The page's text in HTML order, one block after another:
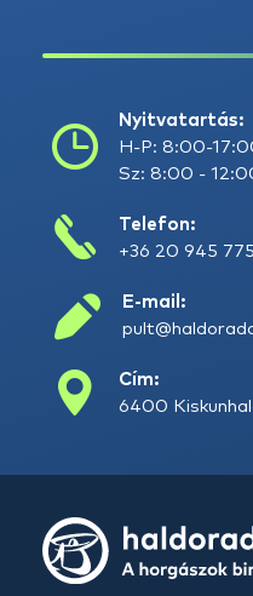
Nyitvatartás:
H-P: 8:00-
Sz: 8:00 -
Telefon:
+36 20 945
E-mail:
Cím:
6400